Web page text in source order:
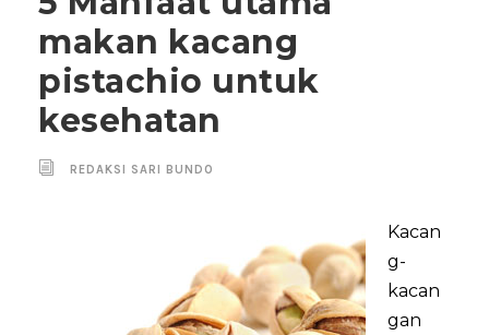
makan kacang
pistachio untuk
kesehatan
REDAKSI SARI BUNDO
Kacan
g-
kacan
gan